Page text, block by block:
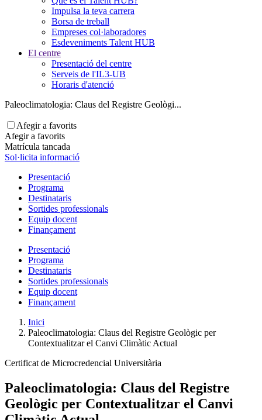
Impulsa la teva carrera
Borsa de treball
Empreses col·laboradores
Esdeveniments Talent HUB
El centre
Presentació del centre
Serveis de l'IL3-UB
Horaris d'atenció
Paleoclimatologia: Claus del Registre Geològi...
Afegir a favorits
Afegir a favorits
Matrícula tancada
Sol·licita informació
Presentació
Programa
Destinataris
Sortides professionals
Equip docent
Finançament
Presentació
Programa
Destinataris
Sortides professionals
Equip docent
Finançament
Inici
Paleoclimatologia: Claus del Registre Geològic per
Contextualitzar el Canvi Climàtic Actual
Certificat de Microcredencial Universitària
Paleoclimatologia: Claus del Registre
Geològic per Contextualitzar el Canvi